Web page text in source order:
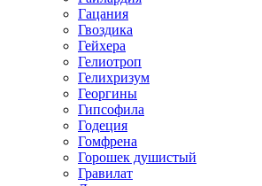
Гацания
Гвоздика
Гейхера
Гелиотроп
Гелихризум
Георгины
Гипсофила
Годеция
Гомфрена
Горошек душистый
Гравилат